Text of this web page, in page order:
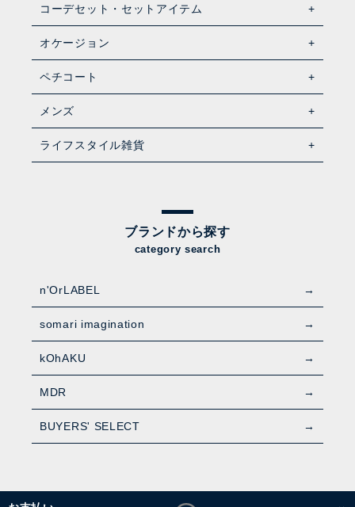
コーデセット・セットアイテム
オケージョン
ペチコート
メンズ
ライフスタイル雑貨
ブランドから探す
category search
n'OrLABEL
somari imagination
kOhAKU
MDR
BUYERS' SELECT